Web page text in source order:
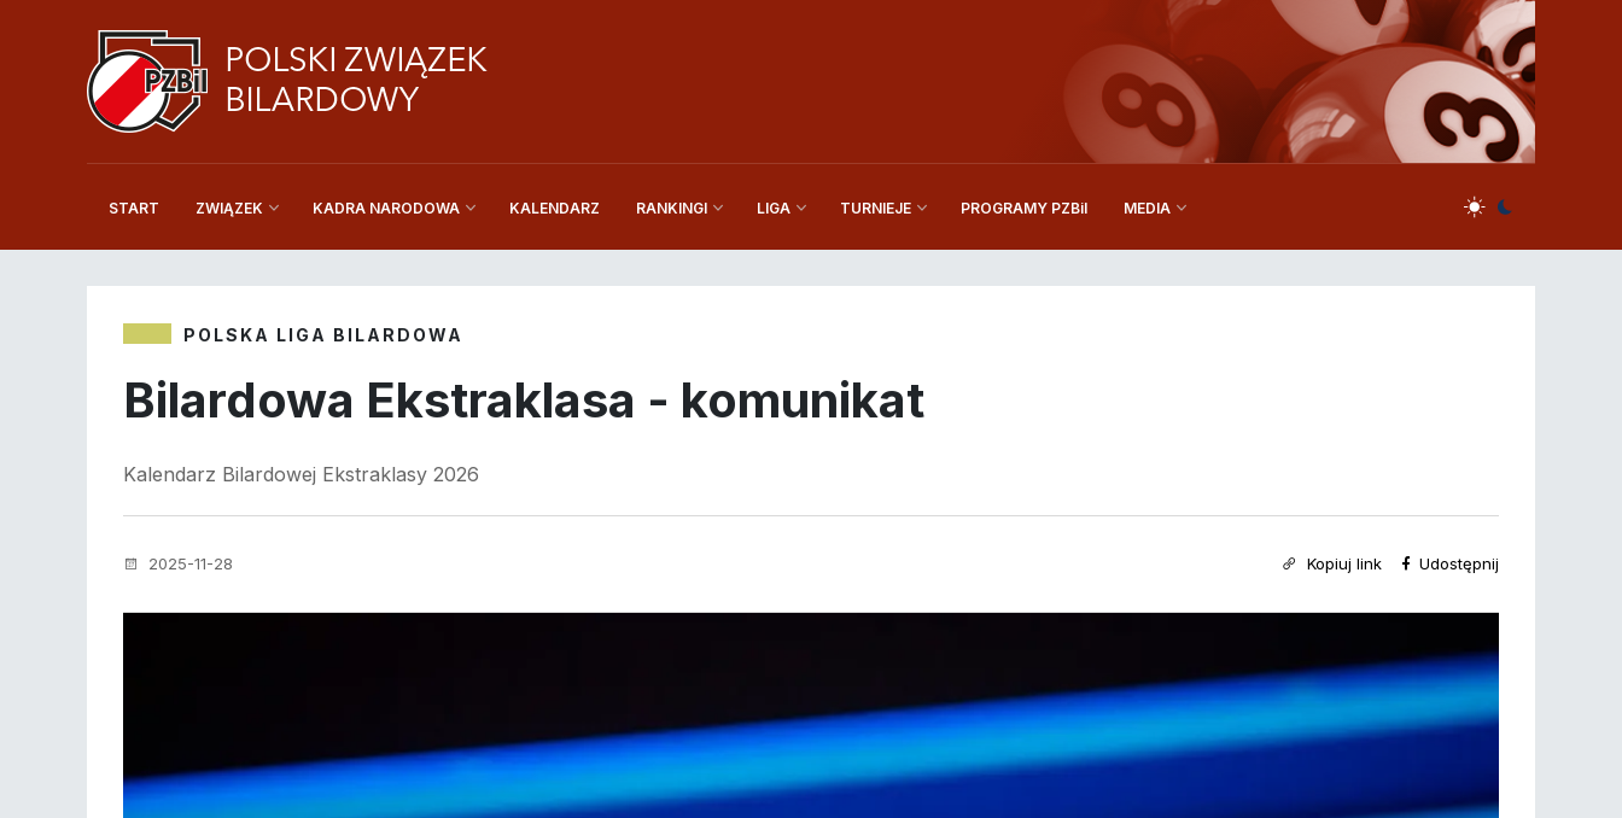
START ZWIĄZEK KADRA NARODOWA KALENDARZ RANKINGI LIGA TURNIEJE PROGRAMY PZBil MEDIA
POLSKA LIGA BILARDOWA
Bilardowa Ekstraklasa - komunikat
Kalendarz Bilardowej Ekstraklasy 2026
2025-11-28 Kopiuj link Udostępnij